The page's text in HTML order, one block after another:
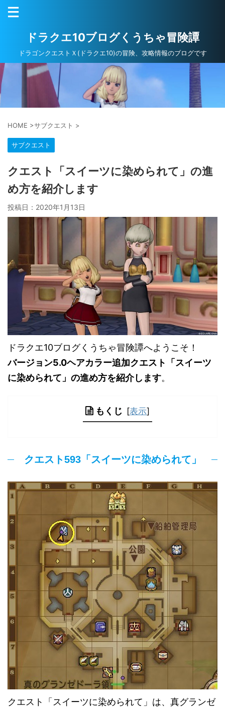
ドラクエ10ブログくうちゃ冒険譚
ドラゴンクエストＸ(ドラクエ10)の冒険、攻略情報のブログです
HOME >サブクエスト >
サブクエスト
クエスト「スイーツに染められて」の進
め方を紹介します
投稿日： 2020年1月13日
ドラクエ10ブログくうちゃ冒険譚へようこそ！
バージョン5.0ヘアカラー追加クエスト「スイーツ
に染められて」の進め方を紹介します。
もくじ [表示]
クエスト593「スイーツに染められて」
クエスト「スイーツに染められて」は、真グランゼ